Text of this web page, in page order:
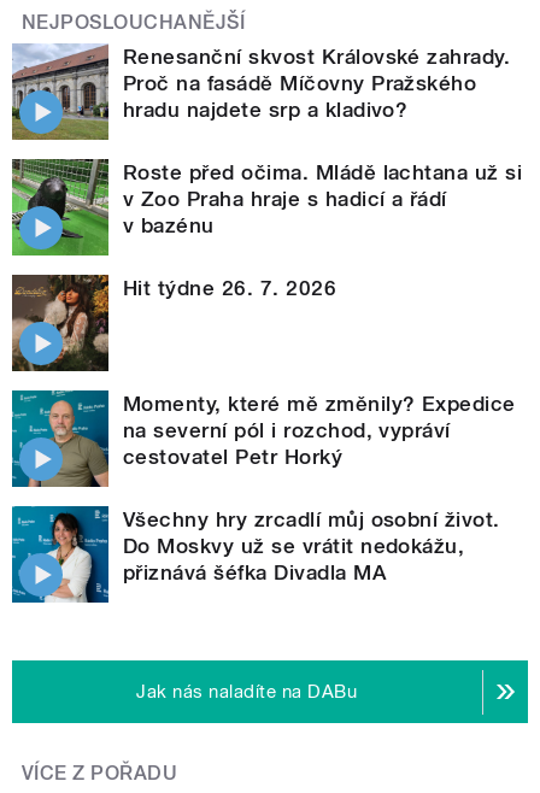
NEJPOSLOUCHANĚJŠÍ
Renesanční skvost Královské zahrady.
Proč na fasádě Míčovny Pražského
hradu najdete srp a kladivo?
Roste před očima. Mládě lachtana už si
v Zoo Praha hraje s hadicí a řádí
v bazénu
Hit týdne 26. 7. 2026
Momenty, které mě změnily? Expedice
na severní pól i rozchod, vypráví
cestovatel Petr Horký
Všechny hry zrcadlí můj osobní život.
Do Moskvy už se vrátit nedokážu,
přiznává šéfka Divadla MA
Jak nás naladíte na DABu
VÍCE Z POŘADU